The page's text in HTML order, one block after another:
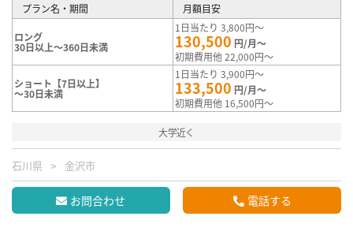
プラン名・期間 月額目安
ロング
30日以上～360日未満
1日当たり 3,800円～
130,500 円/月～
初期費用他 22,000円～
ショート【7日以上】
～30日未満
1日当たり 3,900円～
133,500 円/月～
初期費用他 16,500円～
大学近く
石川県 金沢市
お問合わせ 電話する